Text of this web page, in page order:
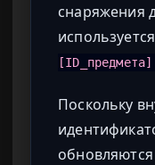
снаряжения
Поскольку